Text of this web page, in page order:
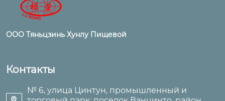
ООО Тяньцзинь Хунлу Пищевой
Контакты
№ 6, улица Цинтун, промышленный и